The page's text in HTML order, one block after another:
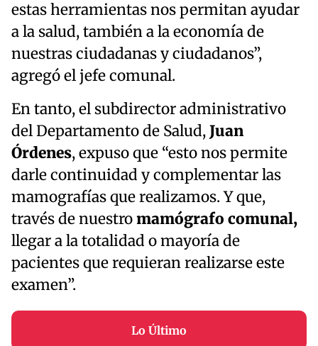
estas herramientas nos permitan ayudar
a la salud, también a la economía de
nuestras ciudadanas y ciudadanos”,
agregó el jefe comunal.
En tanto, el subdirector administrativo
del Departamento de Salud,Juan
Órdenes, expuso que “esto nos permite
darle continuidad y complementar las
mamografías que realizamos. Y que,
través de nuestromamógrafo comunal,
llegar a la totalidad o mayoría de
pacientes que requieran realizarse este
examen”.
Lo Último